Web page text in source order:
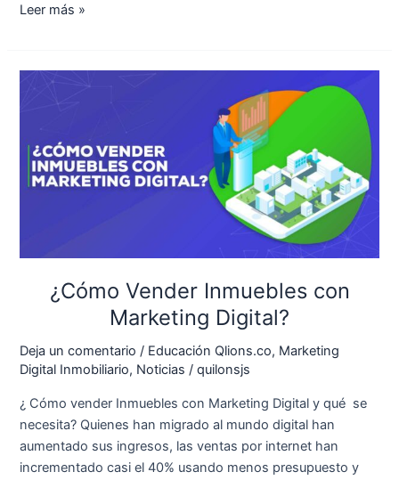
Leer más »
¿Cómo Vender Inmuebles con
Marketing Digital?
Deja un comentario / Educación Qlions.co, Marketing
Digital Inmobiliario, Noticias /quilonsjs
¿ Cómo vender Inmuebles con Marketing Digital y qué se
necesita? Quienes han migrado al mundo digital han
aumentado sus ingresos, las ventas por internet han
incrementado casi el 40% usando menos presupuesto y
¿Cómo
Vender
con
Marketing
Digital?